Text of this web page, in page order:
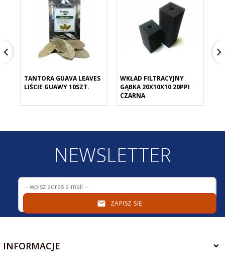
TANTORA GUAVA LEAVES
LIŚCIE GUAWY 10SZT.
WKŁAD FILTRACYJNY
GĄBKA 20X10X10 20PPI
CZARNA
NEWSLETTER
ZAPISZ SIĘ
INFORMACJE